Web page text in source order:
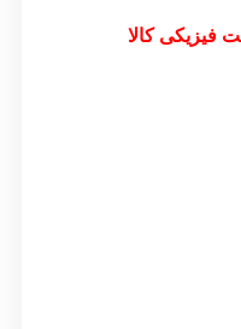
فیزیکی کالا